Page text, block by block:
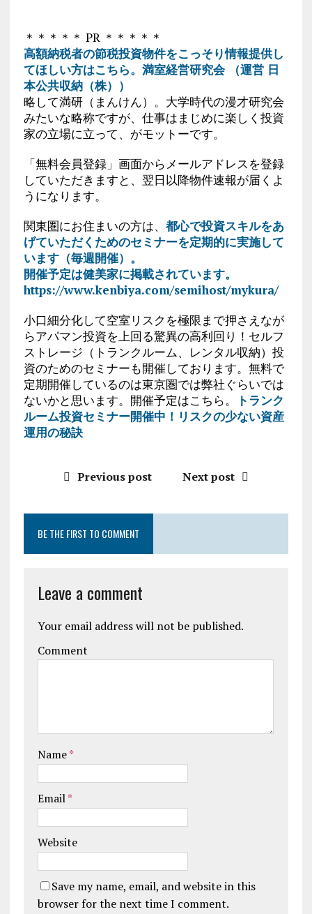
＊＊＊＊＊ PR ＊＊＊＊＊
高額納税者の節税投資物件をこっそり情報提供し
てほしい方はこちら。満室経営研究会 （運営 日
本公共収納（株））
略して満研（まんけん）。大学時代の漫才研究会
みたいな略称ですが、仕事はまじめに楽しく投資
家の立場に立って、がモットーです。
「無料会員登録」画面からメールアドレスを登録
していただきますと、翌日以降物件速報が届くよ
うになります。
関東圏にお住まいの方は、 都心で投資スキルをあ
げていただくためのセミナーを定期的に実施して
います（毎週開催）。
開催予定は健美家に掲載されています。
https://www.kenbiya.com/semihost/mykura/
小口細分化して空室リスクを極限まで押さえなが
らアパマン投資を上回る驚異の高利回り！セルフ
ストレージ（トランクルーム、レンタル収納）投
資のためのセミナーも開催しております。無料で
定期開催しているのは東京圏では弊社ぐらいでは
ないかと思います。開催予定はこちら。
トランク
ルーム投資セミナー開催中！リスクの少ない資産
運用の秘訣
Previous post Next post
BE THE FIRST TO COMMENT
Leave a comment
Your email address will not be published.
Comment
Name*
Email*
Website
Save my name, email, and website in this
browser for the next time I comment.